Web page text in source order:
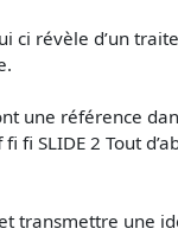
ci révèle d’un
une référence
SLIDE 2 Tout
transmettre une